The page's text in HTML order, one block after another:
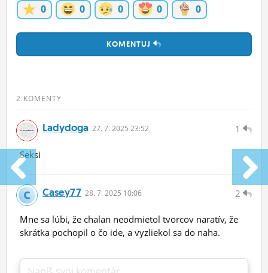
0 0 0 0 0
KOMENTUJ
2 KOMENTY
1
Ladydoga 27. 7. 2025 23:52
Seksi
2
Casey77 28. 7. 2025 10:06
Mne sa lúbi, že chalan neodmietol tvorcov naratív, že
skrátka pochopil o čo ide, a vyzliekol sa do naha.